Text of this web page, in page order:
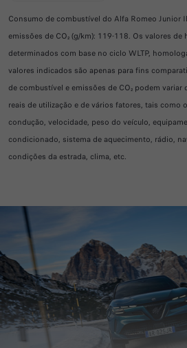
Consumo de combustível do Alfa Romeo Junior
emissões de CO₂ (g/km): 119-118. Os valores
determinados com base no ciclo WLTP,
valores indicados são apenas para fins
de combustível e emissões de CO₂ podem
reais de utilização e de vários fatores, tais como
condução, velocidade, peso do veículo,
condicionado, sistema de aquecimento, rádio,
condições da estrada, clima, etc.